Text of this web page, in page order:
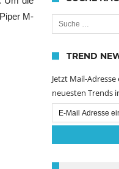
M-
Suche nach:
TREND
Jetzt Mail-
neuesten Trends
Email
Subscription